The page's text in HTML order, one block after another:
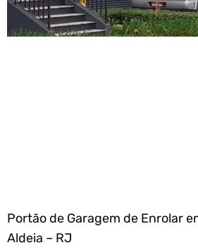
Portão de Garagem de Enrolar
Aldeia – RJ